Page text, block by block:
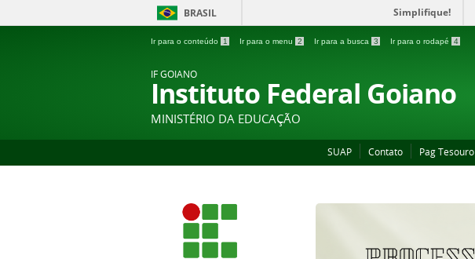
BRASIL Simplifique!
Ir para o conteúdo 1 Ir para o menu 2 Ir para a busca 3 Ir para o rodapé 4
IF GOIANO
Instituto Federal Goiano
MINISTÉRIO DA EDUCAÇÃO
SUAP Contato Pag Tesouro